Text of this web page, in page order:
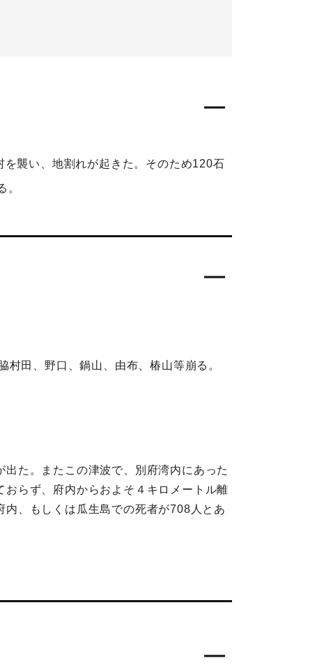
襲い、地割れが起きた。そのため120石
。
田、野口、鍋山、由布、椿山等崩る。
た。またこの津波で、別府湾内にあった
おらず、府内からおよそ４キロメートル離
、もしくは瓜生島での死者が708人とあ